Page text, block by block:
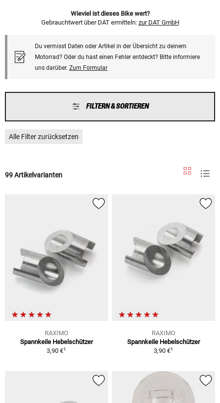
Wieviel ist dieses Bike wert?
Gebrauchtwert über DAT ermitteln: zur DAT GmbH
Du vermisst Daten oder Artikel in der Übersicht zu deinem
Motorrad? Oder du hast einen Fehler entdeckt? Bitte informiere
uns darüber. Zum Formular
FILTERN & SORTIEREN
Alle Filter zurücksetzen
99 Artikelvarianten
RAXIMO
Spannkeile Hebelschützer
3,90 €1
RAXIMO
Spannkeile Hebelschützer
3,90 €1